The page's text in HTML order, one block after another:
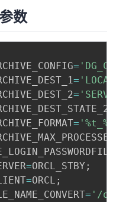
数
=
=
=
=
=ORCL_STBY ;
=ORCL ;
= '/